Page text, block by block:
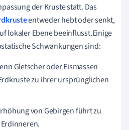
der Kruste statt. Das
entweder hebt oder senkt,
lokaler Ebene beeinflusst.Einige
Schwankungen sind:
Gletscher oder Eismassen
zu ihrer ursprünglichen
von Gebirgen führt zu